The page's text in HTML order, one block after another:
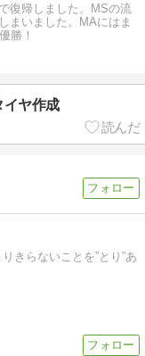
復帰しました。MSの流
まいました。MAにはま
勝！
イヤ作成
きらないことを”とり”あ